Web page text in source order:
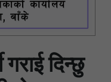
गराई दिन्छु